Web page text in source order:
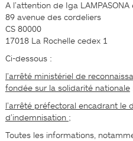
A l’attention de Iga LAMPASONA
89 avenue des cordeliers
CS 80000
17018 La Rochelle cedex 1
Ci-dessous :
l’arrêté ministériel de
fondée sur la solidarité nationale
l’arrêté préfectoral encadrant le
d’indemnisation ;
Toutes les informations,